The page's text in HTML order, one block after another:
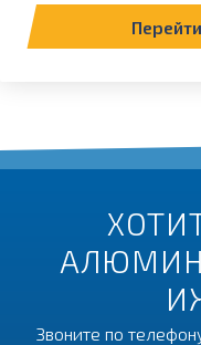
Звоните по